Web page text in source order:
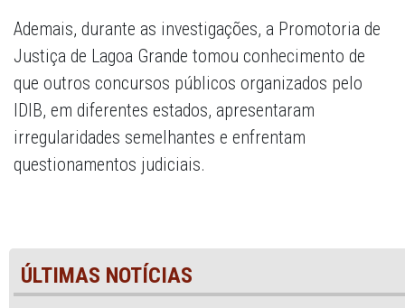
Ademais, durante as investigações, a Promotoria de
Justiça de Lagoa Grande tomou conhecimento de
que outros concursos públicos organizados pelo
IDIB, em diferentes estados, apresentaram
irregularidades semelhantes e enfrentam
questionamentos judiciais.
ÚLTIMAS NOTÍCIAS